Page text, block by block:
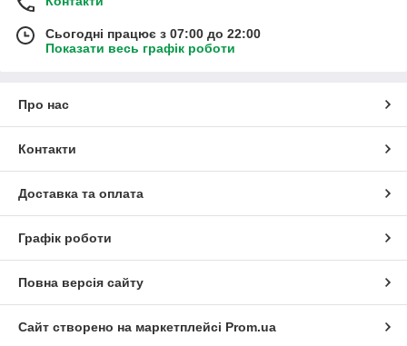
Сьогодні працює з 07:00 до 22:00
Показати весь графік роботи
Про нас
Контакти
Доставка та оплата
Графік роботи
Повна версія сайту
Сайт створено на маркетплейсі Prom.ua